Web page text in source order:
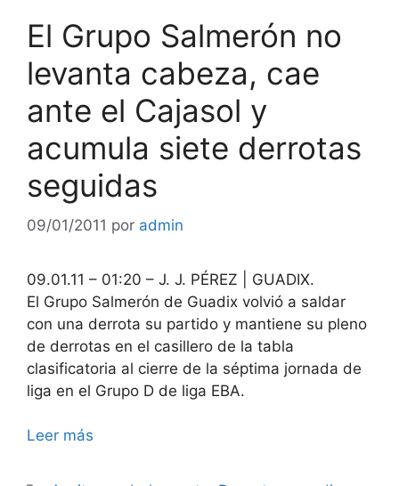
El Grupo Salmerón no
levanta cabeza, cae
ante el Cajasol y
acumula siete derrotas
seguidas
09/01/2011 por admin
09.01.11 – 01:20 – J. J. PÉREZ | GUADIX.
El Grupo Salmerón de Guadix volvió a saldar
con una derrota su partido y mantiene su pleno
de derrotas en el casillero de la tabla
clasificatoria al cierre de la séptima jornada de
liga en el Grupo D de liga EBA.
Leer más